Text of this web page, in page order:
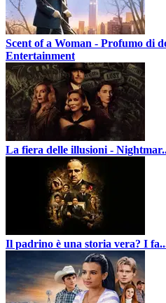
Scent of a Woman - Profumo di
Entertainment
La fiera delle illusioni -
Il padrino è una storia vera? I